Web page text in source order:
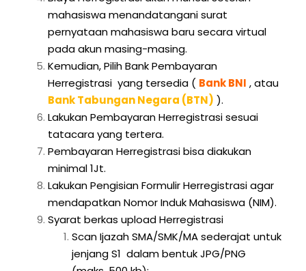
mahasiswa menandatangani surat
pernyataan mahasiswa baru secara virtual
pada akun masing-masing.
Kemudian, Pilih Bank Pembayaran
Herregistrasi yang tersedia ( Bank BNI , atau
Bank Tabungan Negara (BTN) ).
Lakukan Pembayaran Herregistrasi sesuai
tatacara yang tertera.
Pembayaran Herregistrasi bisa diakukan
minimal 1Jt.
Lakukan Pengisian Formulir Herregistrasi agar
mendapatkan Nomor Induk Mahasiswa (NIM).
Syarat berkas upload Herregistrasi
Scan Ijazah SMA/SMK/MA sederajat untuk
jenjang S1 dalam bentuk JPG/PNG